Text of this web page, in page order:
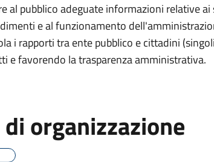
al pubblico adeguate informazioni relative
e al funzionamento
i rapporti tra ente pubblico e cittadini
e favorendo la trasparenza amministrativa.
organizzazione